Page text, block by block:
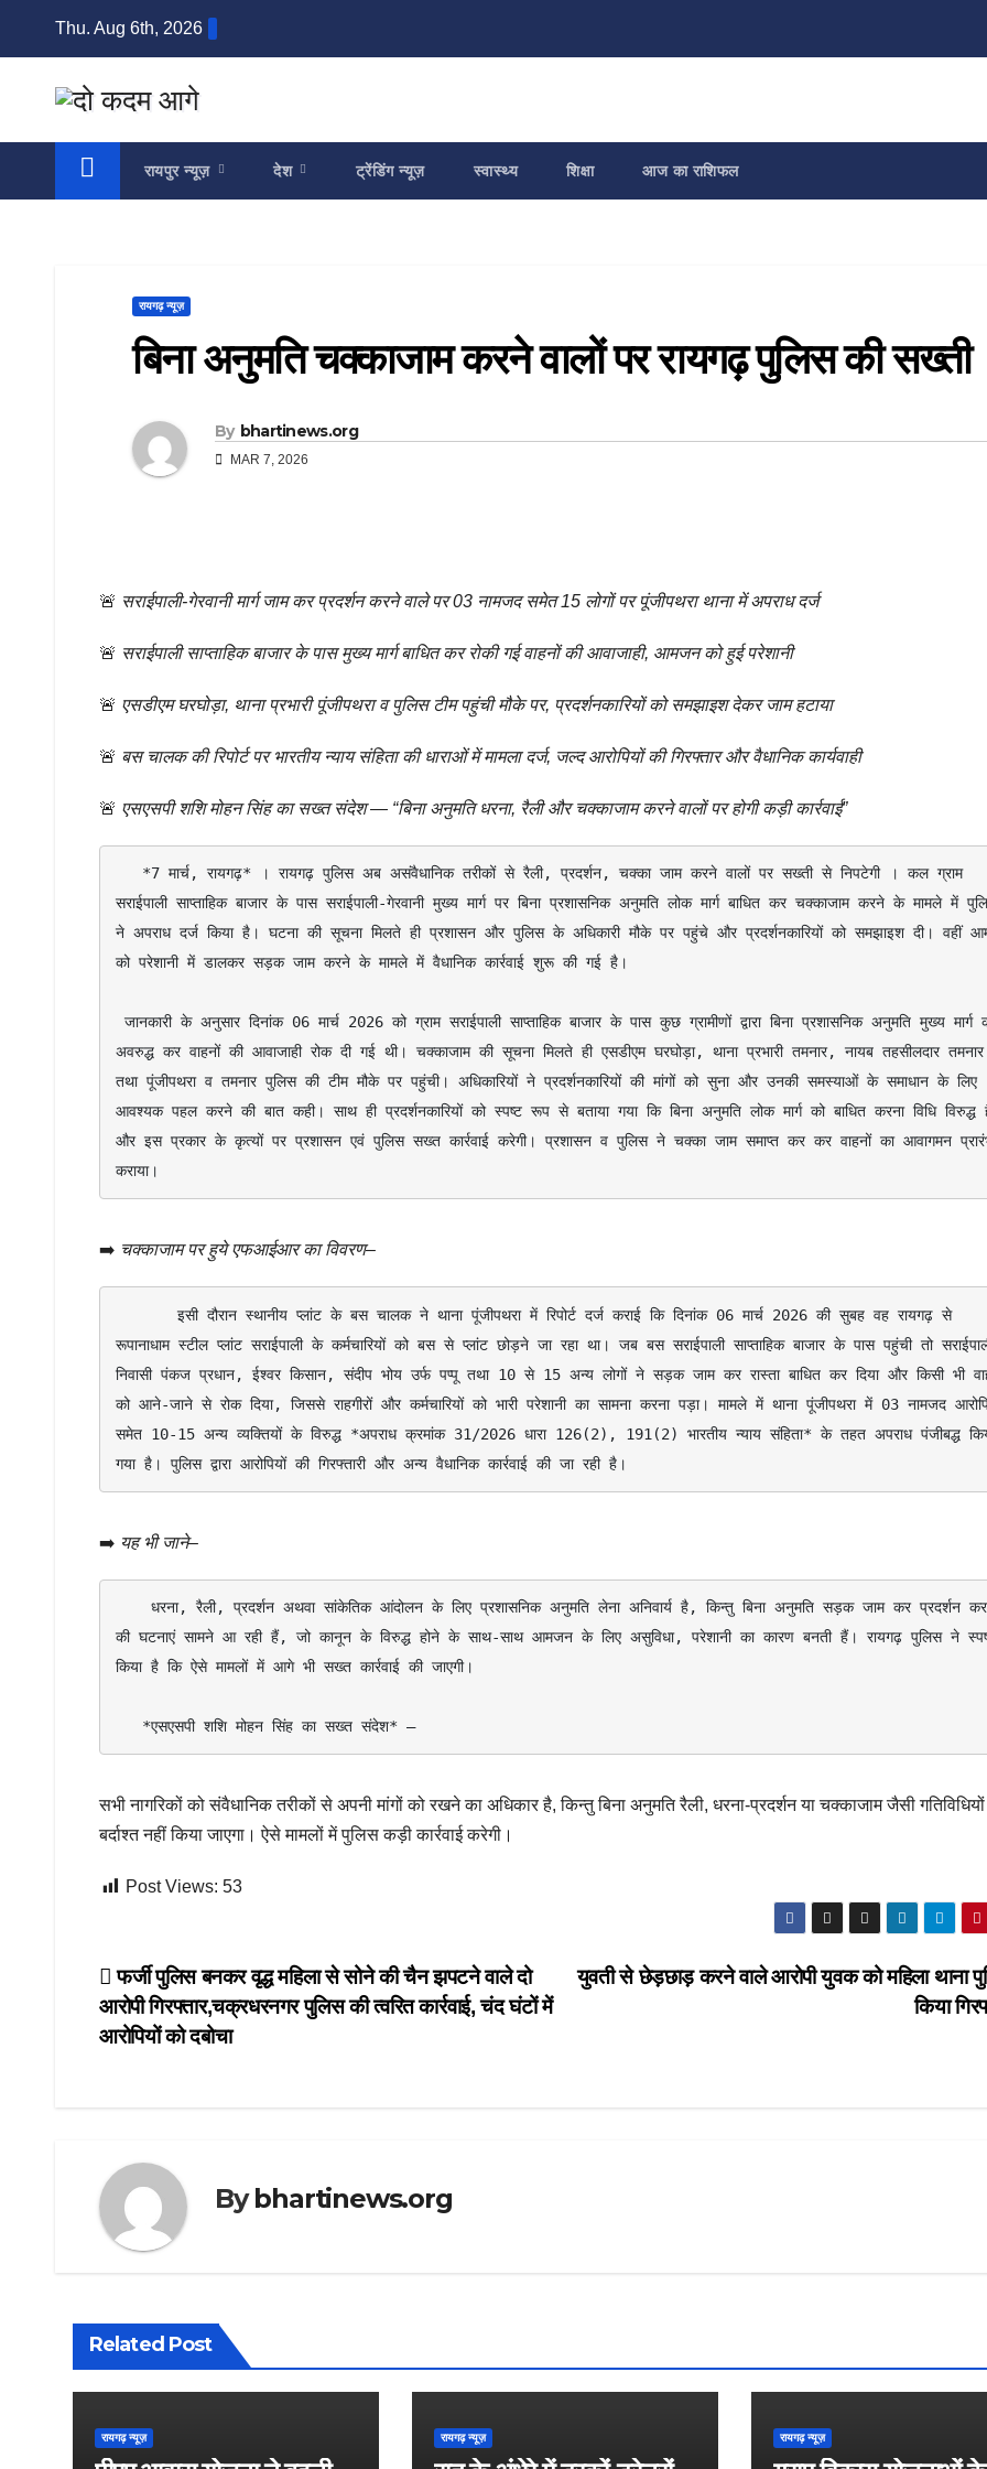
Thu. Aug 6th, 2026
रायपुर न्यूज़ देश ट्रेंडिंग न्यूज़ स्वास्थ्य शिक्षा आज का राशिफल
रायगढ़ न्यूज़
बिना अनुमति चक्काजाम करने वालों पर रायगढ़ पुलिस की सख्ती
By bhartinews.org
MAR 7, 2026
🚨 सराईपाली-गेरवानी मार्ग जाम कर प्रदर्शन करने वाले पर 03 नामजद समेत 15 लोगों पर पूंजीपथरा थाना में अपराध दर्ज
🚨 सराईपाली साप्ताहिक बाजार के पास मुख्य मार्ग बाधित कर रोकी गई वाहनों की आवाजाही, आमजन को हुई परेशानी
🚨 एसडीएम घरघोड़ा, थाना प्रभारी पूंजीपथरा व पुलिस टीम पहुंची मौके पर, प्रदर्शनकारियों को समझाइश देकर जाम हटाया
🚨 बस चालक की रिपोर्ट पर भारतीय न्याय संहिता की धाराओं में मामला दर्ज, जल्द आरोपियों की गिरफ्तार और वैधानिक कार्यवाही
🚨 एसएसपी शशि मोहन सिंह का सख्त संदेश — “बिना अनुमति धरना, रैली और चक्काजाम करने वालों पर होगी कड़ी कार्रवाई”
सराईपाली साप्ताहिक बाजार के पास सराईपाली-गेरवानी मुख्य मार्ग पर बिना प्रशासनिक अनुमति लोक मार्ग बाधित कर चक्काजाम करने के मामले में
ने अपराध दर्ज किया है। घटना की सूचना मिलते ही प्रशासन और पुलिस के अधिकारी मौके पर पहुंचे और प्रदर्शनकारियों को समझाइश दी। वहीं
को परेशानी में डालकर सड़क जाम करने के मामले में वैधानिक कार्रवाई शुरू की गई है।
अवरुद्ध कर वाहनों की आवाजाही रोक दी गई थी। चक्काजाम की सूचना मिलते ही एसडीएम घरघोड़ा, थाना प्रभारी तमनार, नायब तहसीलदार तमनार
तथा पूंजीपथरा व तमनार पुलिस की टीम मौके पर पहुंची। अधिकारियों ने प्रदर्शनकारियों की मांगों को सुना और उनकी समस्याओं के समाधान के लिए
आवश्यक पहल करने की बात कही। साथ ही प्रदर्शनकारियों को स्पष्ट रूप से बताया गया कि बिना अनुमति लोक मार्ग को बाधित करना विधि विरुद्ध
और इस प्रकार के कृत्यों पर प्रशासन एवं पुलिस सख्त कार्रवाई करेगी। प्रशासन व पुलिस ने चक्का जाम समाप्त कर कर वाहनों का आवागमन
कराया।
➡️ चक्काजाम पर हुये एफआईआर का विवरण–
रूपानाधाम स्टील प्लांट सराईपाली के कर्मचारियों को बस से प्लांट छोड़ने जा रहा था। जब बस सराईपाली साप्ताहिक बाजार के पास पहुंची तो
निवासी पंकज प्रधान, ईश्वर किसान, संदीप भोय उर्फ पप्पू तथा 10 से 15 अन्य लोगों ने सड़क जाम कर रास्ता बाधित कर दिया और किसी भी
को आने-जाने से रोक दिया, जिससे राहगीरों और कर्मचारियों को भारी परेशानी का सामना करना पड़ा। मामले में थाना पूंजीपथरा में 03 नामजद
समेत 10-15 अन्य व्यक्तियों के विरुद्ध *अपराध क्रमांक 31/2026 धारा 126(2), 191(2) भारतीय न्याय संहिता* के तहत अपराध पंजीबद्ध
गया है। पुलिस द्वारा आरोपियों की गिरफ्तारी और अन्य वैधानिक कार्रवाई की जा रही है।
➡️ यह भी जाने–
की घटनाएं सामने आ रही हैं, जो कानून के विरुद्ध होने के साथ-साथ आमजन के लिए असुविधा, परेशानी का कारण बनती हैं। रायगढ़ पुलिस ने
किया है कि ऐसे मामलों में आगे भी सख्त कार्रवाई की जाएगी।
   *एसएसपी शशि मोहन सिंह का सख्त संदेश* —
सभी नागरिकों को संवैधानिक तरीकों से अपनी मांगों को रखने का अधिकार है, किन्तु बिना अनुमति रैली, धरना-प्रदर्शन या चक्काजाम जैसी
बर्दाश्त नहीं किया जाएगा। ऐसे मामलों में पुलिस कड़ी कार्रवाई करेगी।
Post Views: 53
Post
navigation
युवती से छेड़छाड़ करने वाले आरोपी युवक को महिला थाना
किया
फर्जी पुलिस बनकर वृद्ध महिला से सोने की चैन झपटने वाले दो
आरोपी गिरफ्तार,चक्रधरनगर पुलिस की त्वरित कार्रवाई, चंद घंटों में
आरोपियों को दबोचा
Bybhartinews.org
Related Post
रायगढ़ न्यूज़ रायगढ़ न्यूज़ रायगढ़ न्यूज़